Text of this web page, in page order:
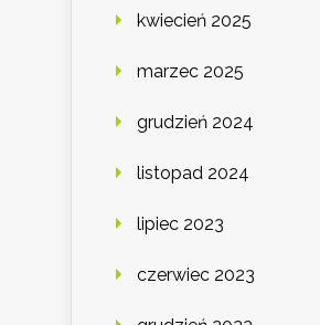
kwiecień 2025
marzec 2025
grudzień 2024
listopad 2024
lipiec 2023
czerwiec 2023